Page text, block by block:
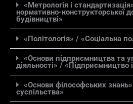
«Метрологія і
нормативно-конструкторської
будівництві»
«Політологія» / «Соціальна
«Основи підприємництва та
діяльності» /
«Основи філософських
суспільства»